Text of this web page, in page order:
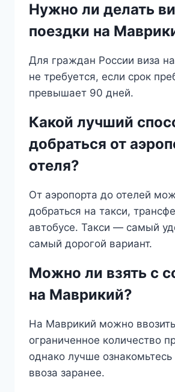
Нужно ли делать
поездки на
Для граждан России виза
не требуется, если срок
превышает 90 дней.
Какой лучший
добраться от
отеля?
От аэропорта до отелей
добраться на такси,
автобусе. Такси — самый
самый дорогой вариант.
Можно ли взять с
на Маврикий?
На Маврикий можно ввозить
ограниченное количество
однако лучше
ввоза заранее.